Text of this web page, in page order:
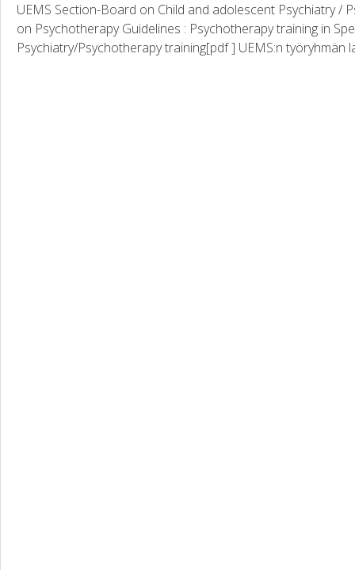
UEMS Section-Board on Child and adolescent Psychiatry /
on Psychotherapy Guidelines : Psychotherapy training in
Psychiatry/Psychotherapy training[pdf ] UEMS:n työryhmän